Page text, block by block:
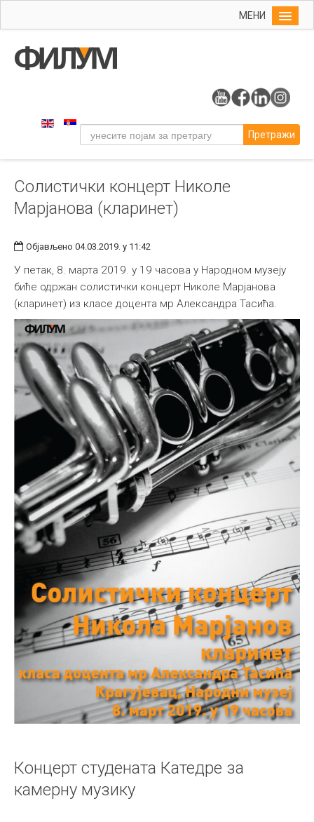
МЕНИ
Упис
Уметност
Музичка уметност
Примењена и ликовна уметност
Библиотека
Студенти
Међународна
Претражи
Солистички концерт Николе
Марјанова (кларинет)
Објављено 04.03.2019. у 11:42
У петак, 8. марта 2019. у 19 часова у Народном музеју
биће одржан солистички концерт Николе Марјанова
(кларинет) из класе доцента мр Александра Тасића.
Концерт студената Катедре за
камерну музику